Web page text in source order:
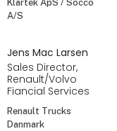
Klartek ApS / Socco
A/S
Jens Mac Larsen
Sales Director,
Renault/Volvo
Fiancial Services
Renault Trucks
Danmark